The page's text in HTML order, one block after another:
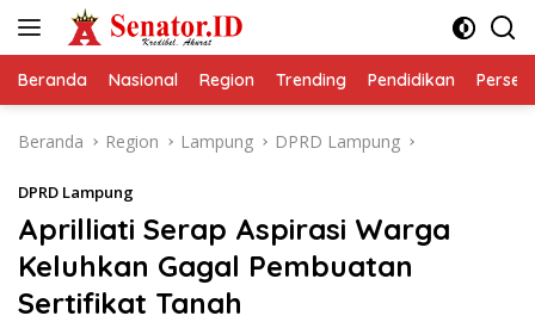
Beranda Nasional Region Trending Pendidikan
Beranda Region Lampung DPRD Lampung
DPRD Lampung
Aprilliati Serap Aspirasi Warga
Keluhkan Gagal Pembuatan
Sertifikat Tanah